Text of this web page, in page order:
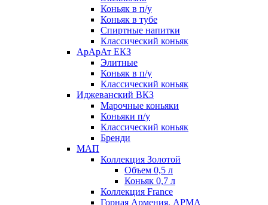
Коньяк в п/у
Коньяк в тубе
Спиртные напитки
Классический коньяк
АрАрАт ЕКЗ
Элитные
Коньяк в п/у
Классический коньяк
Иджеванский ВКЗ
Марочные коньяки
Коньяки п/у
Классический коньяк
Бренди
МАП
Коллекция Золотой
Объем 0,5 л
Коньяк 0,7 л
Коллекция France
Горная Армения. АРМА